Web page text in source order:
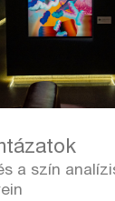
a szín